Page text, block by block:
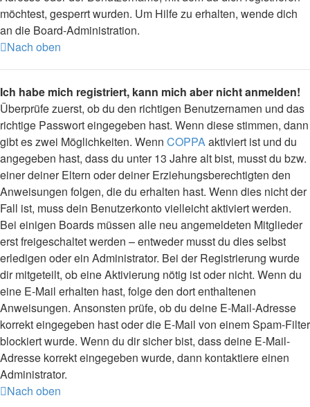
möchtest, gesperrt wurden. Um Hilfe zu erhalten, wende dich
an die Board-Administration.
Nach oben
Ich habe mich registriert, kann mich aber nicht anmelden!
Überprüfe zuerst, ob du den richtigen Benutzernamen und das
richtige Passwort eingegeben hast. Wenn diese stimmen, dann
gibt es zwei Möglichkeiten. Wenn COPPAaktiviert ist und du
angegeben hast, dass du unter 13 Jahre alt bist, musst du bzw.
einer deiner Eltern oder deiner Erziehungsberechtigten den
Anweisungen folgen, die du erhalten hast. Wenn dies nicht der
Fall ist, muss dein Benutzerkonto vielleicht aktiviert werden.
Bei einigen Boards müssen alle neu angemeldeten Mitglieder
erst freigeschaltet werden – entweder musst du dies selbst
erledigen oder ein Administrator. Bei der Registrierung wurde
dir mitgeteilt, ob eine Aktivierung nötig ist oder nicht. Wenn du
eine E-Mail erhalten hast, folge den dort enthaltenen
Anweisungen. Ansonsten prüfe, ob du deine E-Mail-Adresse
korrekt eingegeben hast oder die E-Mail von einem Spam-Filter
blockiert wurde. Wenn du dir sicher bist, dass deine E-Mail-
Adresse korrekt eingegeben wurde, dann kontaktiere einen
Administrator.
Nach oben